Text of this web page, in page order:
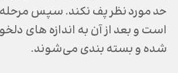
حد مورد نظر پف نکند. سپس
است و بعد از آن به اندازه های
شده و بسته بندی می‌شوند.